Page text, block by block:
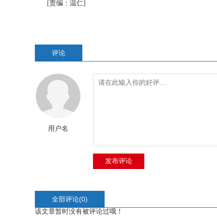
[责编：温仁]
评论
用户名
全部评论(0)
该文章暂时没有被评论过哦！